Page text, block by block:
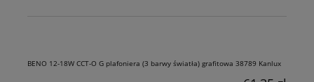
BENO 12-18W CCT-O G plafoniera (3 barwy światła) grafitowa 38789 Kanlux